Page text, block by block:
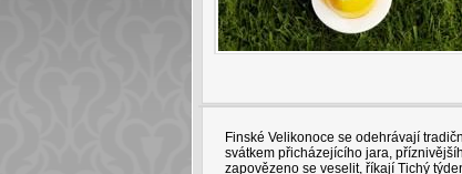
Finské Velikonoce se odehrávají
svátkem přicházejícího jara,
zapovězeno se veselit, říkají Tichý